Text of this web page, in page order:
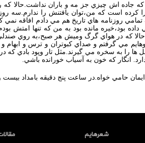
جاده اش چيزي جز مه و باران نداشت.حالا
كرده است كه من،توان يافتنش را ندارم.سه
تمامي روزنامه هاي تاريخ هم مي دادم افاقه
داده بود،خيره مانده بود به من كه تنها امتش
كه در هواي گرگ وميش هر صبح،به روي
مي گرفتم و صداي كبوتران و ترس و
را به سخره مي گيرند.مثل تار وپود بادي كه
انگار كه خون به آسياب خورانده باشي.
حامي خواه.در ساعت پنج دقيقه بامداد
شعرهایم